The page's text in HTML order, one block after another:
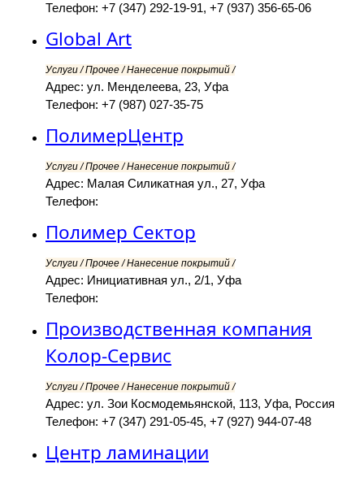
Телефон: +7 (347) 292-19-91, +7 (937) 356-65-06
Global Art
Услуги / Прочее / Нанесение покрытий /
Адрес: ул. Менделеева, 23, Уфа
Телефон: +7 (987) 027-35-75
ПолимерЦентр
Услуги / Прочее / Нанесение покрытий /
Адрес: Малая Силикатная ул., 27, Уфа
Телефон:
Полимер Сектор
Услуги / Прочее / Нанесение покрытий /
Адрес: Инициативная ул., 2/1, Уфа
Телефон:
Производственная компания
Колор-Сервис
Услуги / Прочее / Нанесение покрытий /
Адрес: ул. Зои Космодемьянской, 113, Уфа, Россия
Телефон: +7 (347) 291-05-45, +7 (927) 944-07-48
Центр ламинации